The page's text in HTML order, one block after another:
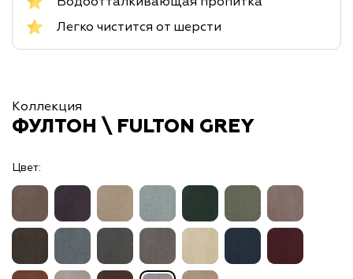
Легко чистится от шерсти
Коллекция
ФУЛТОН \ FULTON GREY
Цвет: